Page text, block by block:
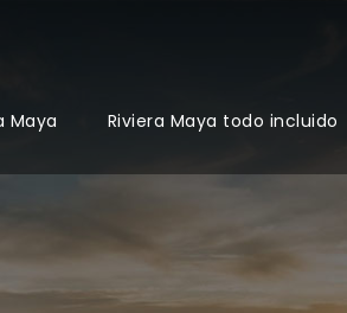
Maya Riviera Maya todo incluido